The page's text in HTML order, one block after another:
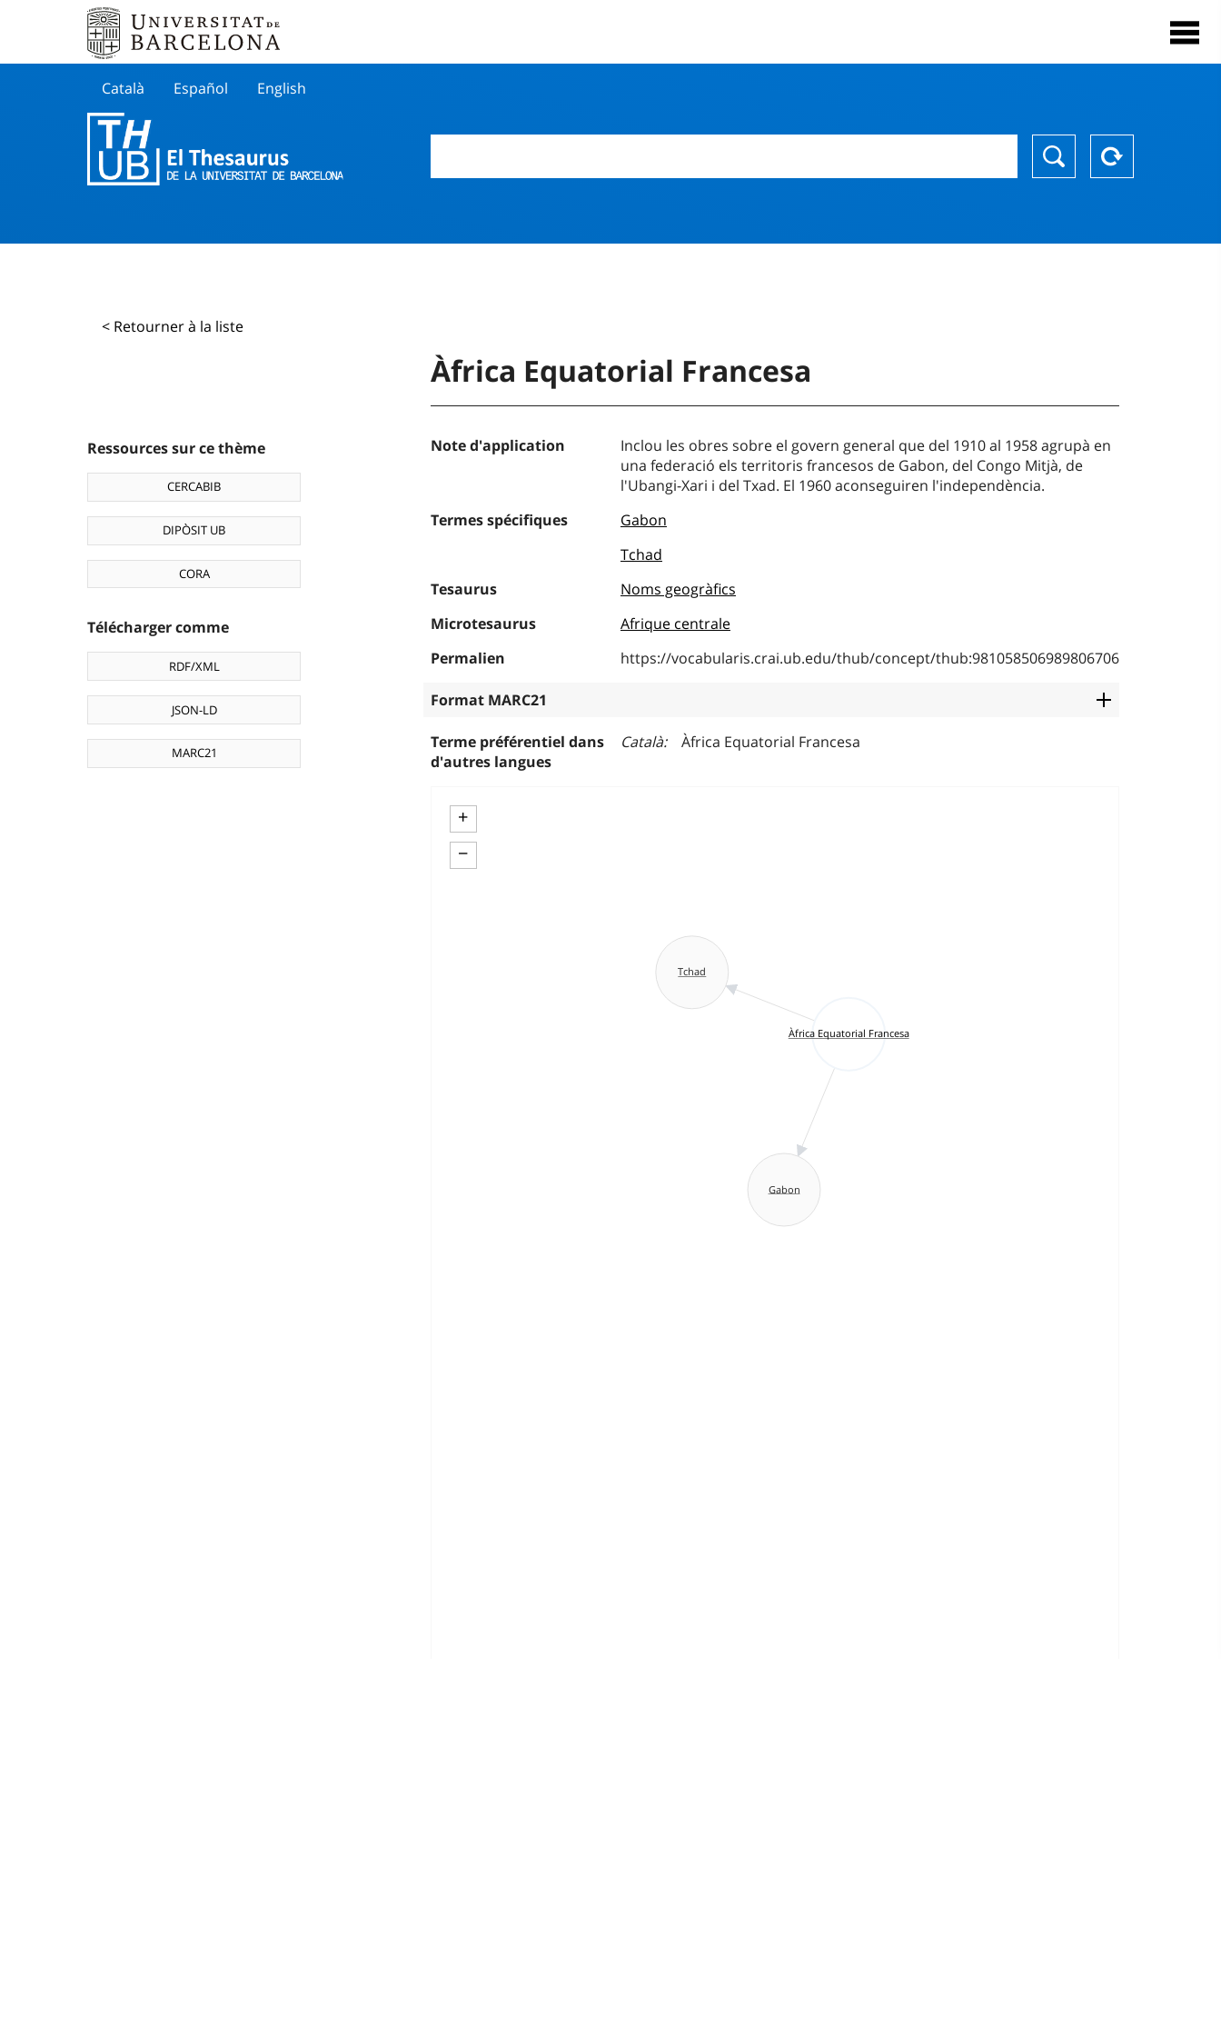
Català Español English
< Retourner à la liste
Ressources sur ce thème
CERCABIB
DIPÒSIT UB
CORA
Télécharger comme
RDF/XML
JSON-LD
MARC21
Àfrica Equatorial Francesa
Note d'application
Inclou les obres sobre el govern general que del 1910 al 1958 agrupà en
una federació els territoris francesos de Gabon, del Congo Mitjà, de
l'Ubangi-Xari i del Txad. El 1960 aconseguiren l'independència.
Termes spécifiques
Gabon
Tchad
Tesaurus
Noms geogràfics
Microtesaurus
Afrique centrale
Permalien
https://vocabularis.crai.ub.edu/thub/concept/thub:981058506989806706
Format MARC21
Terme préférentiel dans
d'autres langues
Català Àfrica Equatorial Francesa
+
−
Àfrica Equatorial Francesa
Gabon
Tchad